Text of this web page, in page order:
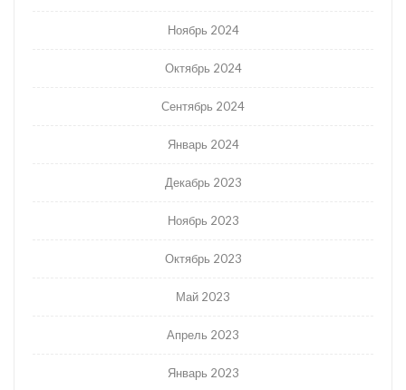
Ноябрь 2024
Октябрь 2024
Сентябрь 2024
Январь 2024
Декабрь 2023
Ноябрь 2023
Октябрь 2023
Май 2023
Апрель 2023
Январь 2023